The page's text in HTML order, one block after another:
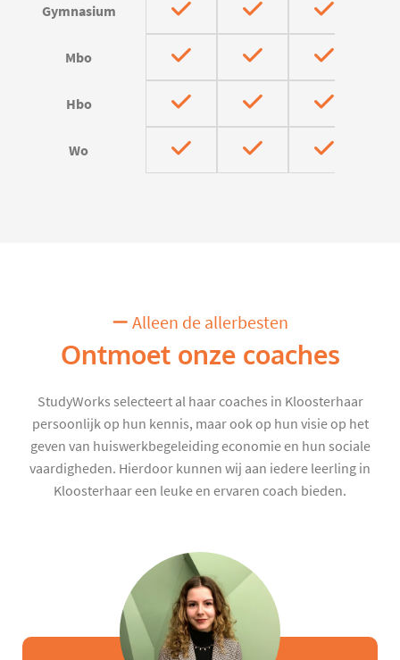
Gymnasium
Mbo
Hbo
Wo
Alleen de allerbesten
Ontmoet onze coaches
StudyWorks selecteert al haar coaches in Kloosterhaar
persoonlijk op hun kennis, maar ook op hun visie op het
geven van huiswerkbegeleiding economie en hun sociale
vaardigheden. Hierdoor kunnen wij aan iedere leerling in
Kloosterhaar een leuke en ervaren coach bieden.